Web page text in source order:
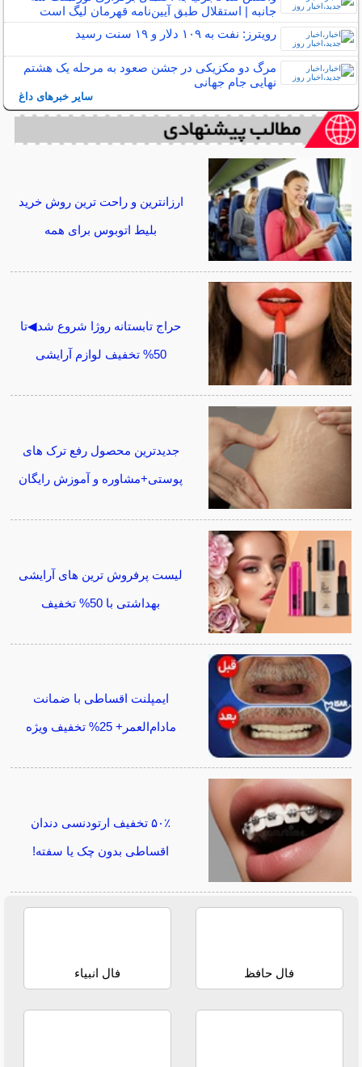
جانبه | استقلال طبق آیین‌نامه قهرمان لیگ است
رویترز: نفت به ۱۰۹ دلار و ۱۹ سنت رسید
مرگ دو مکزیکی در جشن صعود به مرحله یک هشتم
نهایی جام جهانی
سایر خبرهای داغ
ارزانترین و راحت ترین روش خرید
بلیط اتوبوس برای همه
حراج تابستانه روژا شروع شد◀تا
50% تخفیف لوازم آرایشی
جدیدترین محصول رفع ترک های
پوستی+مشاوره و آموزش رایگان
لیست پرفروش ترین های آرایشی
بهداشتی با 50% تخفیف
ایمپلنت اقساطی با ضمانت
مادام‌العمر+ 25% تخفیف ویژه
۵۰٪ تخفیف ارتودنسی دندان
اقساطی بدون چک یا سفته!
فال حافظ فال انبیاء